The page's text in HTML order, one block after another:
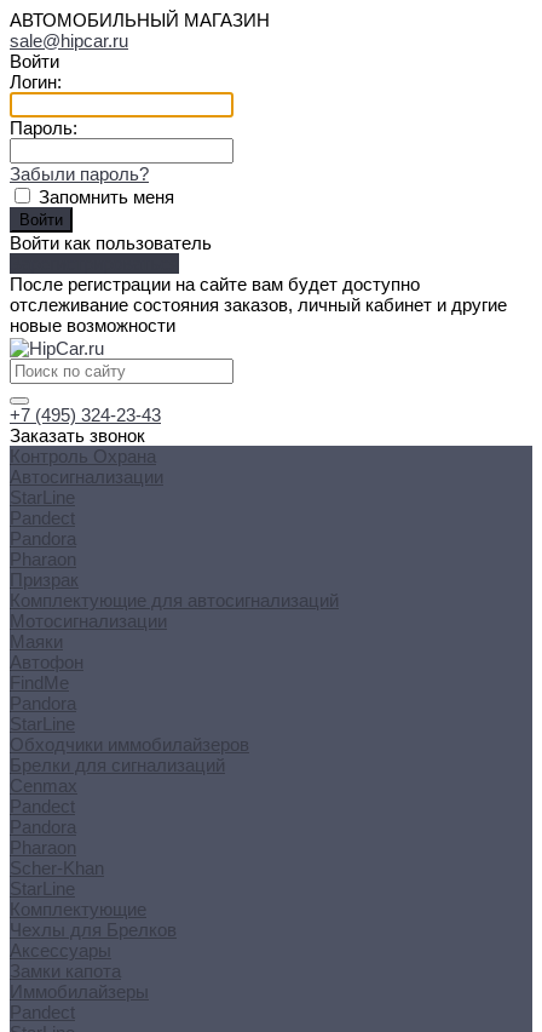
АВТОМОБИЛЬНЫЙ МАГАЗИН
sale@hipcar.ru
Войти
Логин:
Пароль:
Забыли пароль?
Запомнить меня
Войти как пользователь
После регистрации на сайте вам будет доступно
отслеживание состояния заказов, личный кабинет и другие
новые возможности
+7 (495) 324-23-43
Заказать звонок
Контроль Охрана
Автосигнализации
StarLine
Pandect
Pandora
Pharaon
Призрак
Комплектующие для автосигнализаций
Мотосигнализации
Маяки
Автофон
FindMe
Pandora
StarLine
Обходчики иммобилайзеров
Брелки для сигнализаций
Cenmax
Pandect
Pandora
Pharaon
Scher-Khan
StarLine
Комплектующие
Чехлы для Брелков
Аксессуары
Замки капота
Иммобилайзеры
Pandect